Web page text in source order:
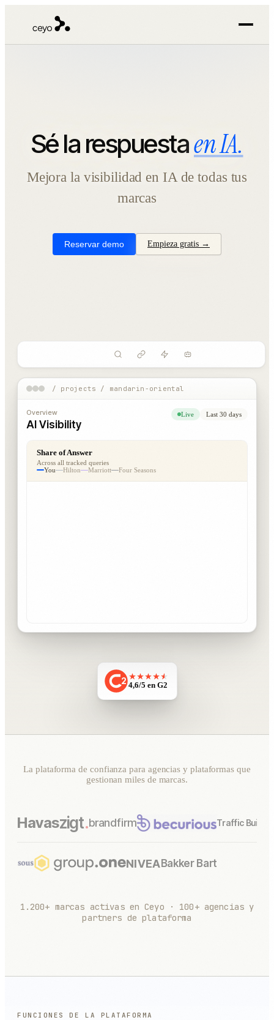
Sé la respuestaen IA.
Mejora la visibilidad en IA de todas tus
marcas
Reservar demo Empieza gratis →
/ projects / mandarin-oriental
Overview
AI Visibility
Live Last 30 days
Share of Answer
Across all tracked queries
You
Hilton Marriott Four Seasons
2 4,6/5 en G2
La plataforma de confianza para agencias y plataformas que
gestionan miles de marcas.
Havaszigt.brandfirm Traffic
NIVEA Bakker Bart
1.200+ marcas activas en Ceyo · 100+ agencias y
partners de plataforma
FUNCIONES DE LA PLATAFORMA